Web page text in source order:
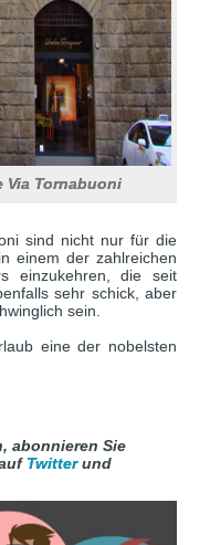
Via Tornabuoni
sind nicht nur für die
einem der zahlreichen
einzukehren, die seit
sehr schick, aber
sein.
eine der nobelsten
abonnieren Sie
Twitterund